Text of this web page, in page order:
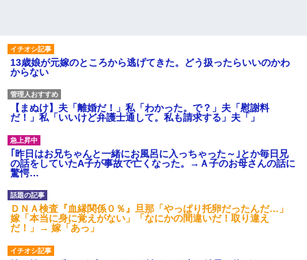
13歳娘が元嫁のところから逃げてきた。どう扱ったらいいのかわ
からない
【まぬけ】夫「離婚だ！」私「わかった。で？」夫「慰謝料
だ！」私「いいけど弁護士通して。私も請求する」夫「」
｢昨日はお兄ちゃんと一緒にお風呂に入っちゃった～｣とか毎日兄
の話をしていたA子が事故で亡くなった。→Ａ子のお母さんの話に
驚愕…
ＤＮＡ検査『血縁関係０％』旦那「やっぱり托卵だったんだ…」
嫁「本当に身に覚えがない」「なにかの間違いだ！取り違え
だ！」→ 嫁「あっ」